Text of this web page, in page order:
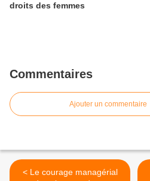
droits des femmes
Commentaires
Ajouter un commentaire
< Le courage managérial